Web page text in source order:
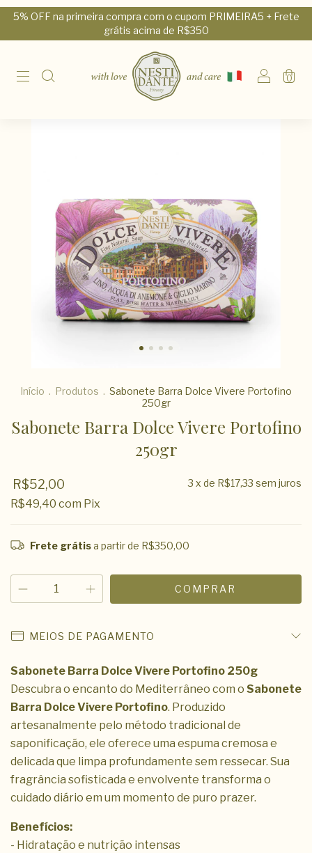
5% OFF na primeira compra com o cupom PRIMEIRA5 + Frete
grátis acima de R$350
0
Início . Produtos . Sabonete Barra Dolce Vivere Portofino
250gr
Sabonete Barra Dolce Vivere Portofino
250gr
R$52,00 3 x de R$17,33 sem juros
R$49,40 com Pix
Frete grátisa partir de R$350,00
MEIOS DE PAGAMENTO
Sabonete Barra Dolce Vivere Portofino 250g
Descubra o encanto do Mediterrâneo com o Sabonete
Barra Dolce Vivere Portofino. Produzido
artesanalmente pelo método tradicional de
saponificação, ele oferece uma espuma cremosa e
delicada que limpa profundamente sem ressecar. Sua
fragrância sofisticada e envolvente transforma o
cuidado diário em um momento de puro prazer.
Benefícios:
- Hidratação e nutrição intensas